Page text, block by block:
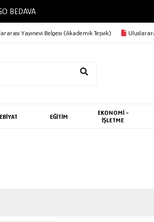
BEDAVA
Yayınevi Belgesi (Akademik Teşvik)
EĞİTİM
EKONOMİ -
İŞLETME